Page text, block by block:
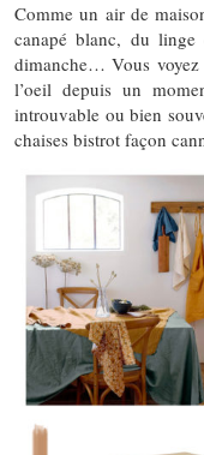
Comme un air de
canapé blanc, du
dimanche… Vous
l’oeil depuis un
introuvable ou bien
chaises bistrot façon